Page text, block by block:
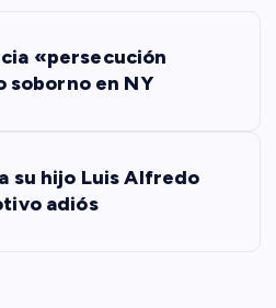
«persecución
soborno en NY
su hijo Luis Alfredo
adiós